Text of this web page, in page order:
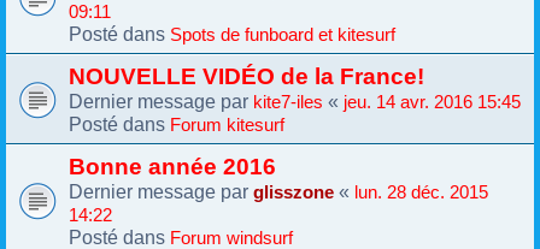
09:11
Posté dans Spots de funboard et kitesurf
NOUVELLE VIDÉO de la France!
Dernier message par kite7-iles « jeu. 14 avr. 2016 15:45
Posté dans Forum kitesurf
Bonne année 2016
Dernier message par glisszone « lun. 28 déc. 2015
14:22
Posté dans Forum windsurf